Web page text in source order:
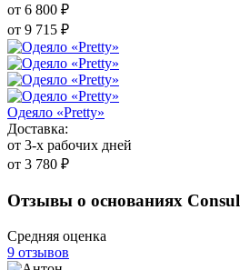
от 6 800 ₽
от 9 715 ₽
Одеяло «Pretty»
Доставка:
от 3-х рабочих дней
от 3 780 ₽
Отзывы о основаниях Consul
Средняя оценка
9 отзывов